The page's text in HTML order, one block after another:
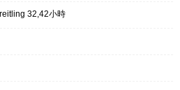
32,42小時